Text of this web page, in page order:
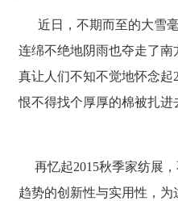
近日，不期而至的大雪毫
连绵不绝地阴雨也夺走了
真让人们不知不觉地怀念起
恨不得找个厚厚的棉被扎进
再忆起2015秋季家纺展
趋势的创新性与实用性，为